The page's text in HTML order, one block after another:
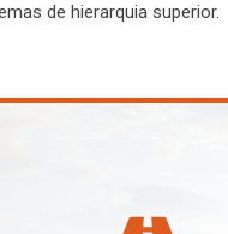
de hierarquia superior.